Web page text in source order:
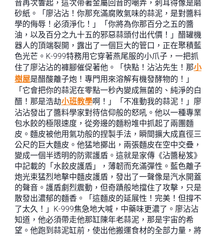
音再次響起，這次帶著金屬回音的嘲弄，刺耳得像是磨
砂紙。「廖沾沾！你那充滿腐敗氣味的蒜泥，是對醬料
學的侮辱！必須淨化！」「你將為你那百分之五的醬
油，以及百分之九十五的邪惡蒜頭付出代價！」醋罐機
器人的頂端裂開，露出了一個巨大的管口，正在聚積藍
色光芒。K-999特務用它穿著燕尾服的小爪子，一把抓
住了廖沾沾的褲腳催促著他。「快點！沾沾先生！那小
樹屋是醋酸離子炮！專門用來溶解有機發酵物的！」
「它會把你的蒜泥在零點一秒內變成無菌的、純淨的白
醋！那是浩劫小班教學啊！」「不准動我的蒜泥！」廖
沾沾發出了醬料學家對待信仰般的怒吼。他以一種專業
包水餃的極限速度，從旁邊的麵粉堆中抓起了兩團麵
皮。麵皮被他用氣功般的捏製手法，瞬間擴大成直徑三
公尺的巨大麵皮。他猛地擲出，兩張麵皮在空中交疊，
變成一個半透明的防禦護盾。這就是家傳《沾醬秘笈》
中記載的「水餃皮護盾」，薄韌而充滿彈性。藍色離子
炮光束猛烈地擊中麵皮護盾，發出了一聲像是汽水開蓋
的聲音。護盾劇烈震動，但奇蹟般地擋住了攻擊，只是
散發出濃郁的麵香。「這麵皮的延展性！完美！但撐不
了太久！」K-999焦急地大喊，中藥味更濃了。廖沾沾
知道，他必須帶走他那缸陳年老蒜泥，那是宇宙的希
望。他跑到蒜泥缸前，使出他搬運食材的全部力量，將